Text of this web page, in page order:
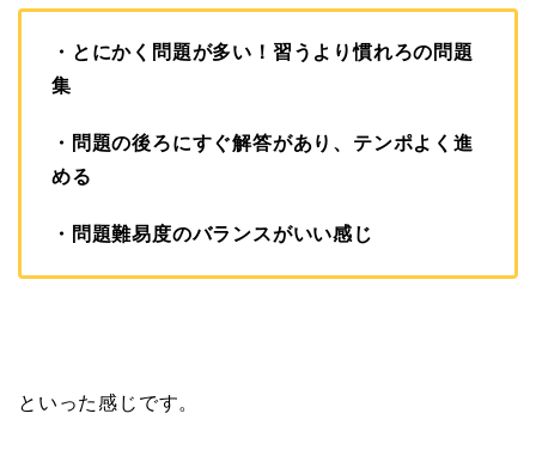
・とにかく問題が多い！習うより慣れろの問題
集
・問題の後ろにすぐ解答があり、テンポよく進
める
・問題難易度のバランスがいい感じ
といった感じです。